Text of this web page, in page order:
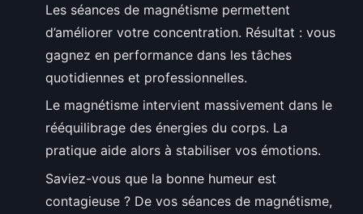
Les séances de magnétisme permettent
d’améliorer votre concentration. Résultat : vous
gagnez en performance dans les tâches
quotidiennes et professionnelles.
Le magnétisme intervient massivement dans le
rééquilibrage des énergies du corps. La
pratique aide alors à stabiliser vos émotions.
Saviez-vous que la bonne humeur est
contagieuse ? De vos séances de magnétisme,